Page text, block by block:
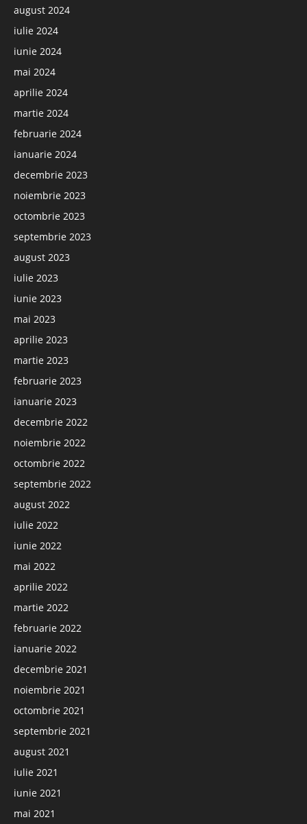
august 2024
iulie 2024
iunie 2024
mai 2024
aprilie 2024
martie 2024
februarie 2024
ianuarie 2024
decembrie 2023
noiembrie 2023
octombrie 2023
septembrie 2023
august 2023
iulie 2023
iunie 2023
mai 2023
aprilie 2023
martie 2023
februarie 2023
ianuarie 2023
decembrie 2022
noiembrie 2022
octombrie 2022
septembrie 2022
august 2022
iulie 2022
iunie 2022
mai 2022
aprilie 2022
martie 2022
februarie 2022
ianuarie 2022
decembrie 2021
noiembrie 2021
octombrie 2021
septembrie 2021
august 2021
iulie 2021
iunie 2021
mai 2021